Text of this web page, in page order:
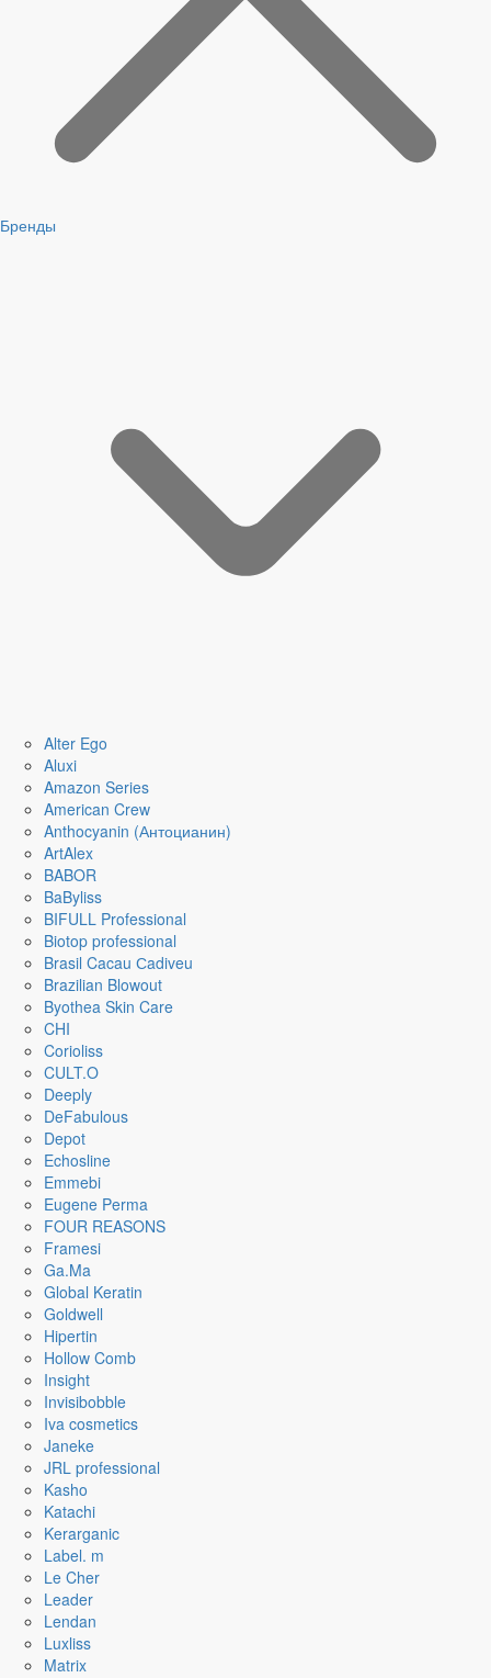
Бренды
Alter Ego
Aluxi
Amazon Series
American Crew
Anthocyanin (Антоцианин)
ArtAlex
BABOR
BaByliss
BIFULL Professional
Biotop professional
Brasil Cacau Сadiveu
Brazilian Blowout
Byothea Skin Care
CHI
Corioliss
CULT.O
Deeply
DeFabulous
Depot
Echosline
Emmebi
Eugene Perma
FOUR REASONS
Framesi
Ga.Ma
Global Keratin
Goldwell
Hipertin
Hollow Comb
Insight
Invisibobble
Iva cosmetics
Janeke
JRL professional
Kasho
Katachi
Kerarganic
Label. m
Le Cher
Leader
Lendan
Luxliss
Matrix